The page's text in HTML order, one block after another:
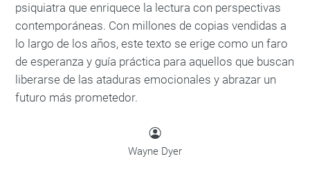
psiquiatra que enriquece la lectura con perspectivas
contemporáneas. Con millones de copias vendidas a
lo largo de los años, este texto se erige como un faro
de esperanza y guía práctica para aquellos que buscan
liberarse de las ataduras emocionales y abrazar un
futuro más prometedor.
Wayne Dyer